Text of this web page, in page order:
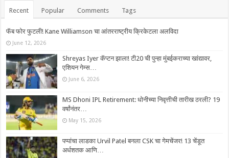
Recent Popular Comments Tags
फॅब फोर फुटली! Kane Williamson चा आंतरराष्ट्रीय क्रिकेटला अलविदा
June 12, 2026
Shreyas Iyer कॅप्टन झाला! टी20 ची पुन्हा मुंबईकराच्या खांद्यावर,
एशियन गेम्स…
June 6, 2026
MS Dhoni IPL Retirement: धोनीच्या निवृत्तीची तारीख ठरली? 19
वर्षांनंतर…
May 15, 2026
पप्पांचा लाडका Urvil Patel बनला CSK चा गेमचेंजर! 13 चेंडूत
अर्धशतक आणि…